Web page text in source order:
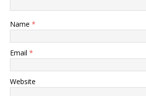
Name *
Email *
Website